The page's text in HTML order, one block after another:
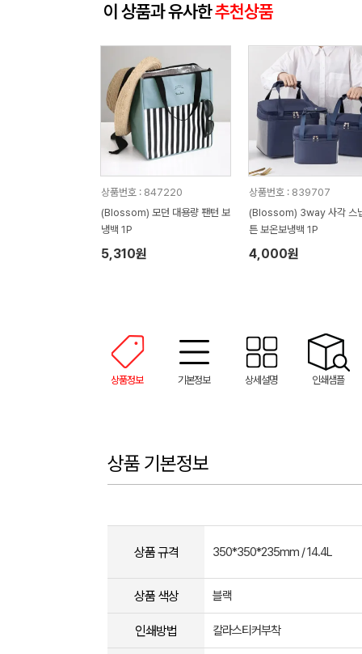
이 상품과 유사한추천상품
상품번호 : 847220
(Blossom) 모던 대용량 팬턴 보
냉백 1P
5,310원
상품번호 : 839707
(Blossom) 3way 사각 스
튼 보온보냉백 1P
4,000원
상품정보 기본정보 상세설명 인쇄샘플
상품 기본정보
상품 규격 350*350*235mm / 14.4L
상품 색상 블랙
인쇄방법 칼라스티커부착